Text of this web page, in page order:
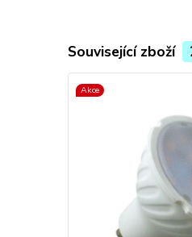
Související zboží
Akce